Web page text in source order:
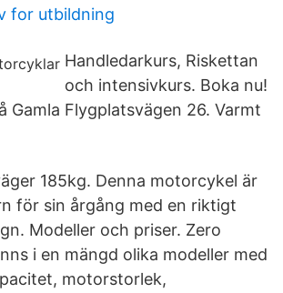
for utbildning
Handledarkurs, Riskettan
och intensivkurs. Boka nu!
Gamla Flygplatsvägen 26. Varmt
185kg. Denna motorcykel är
för sin årgång med en riktigt
Modeller och priser. Zero
i en mängd olika modeller med
motorstorlek,